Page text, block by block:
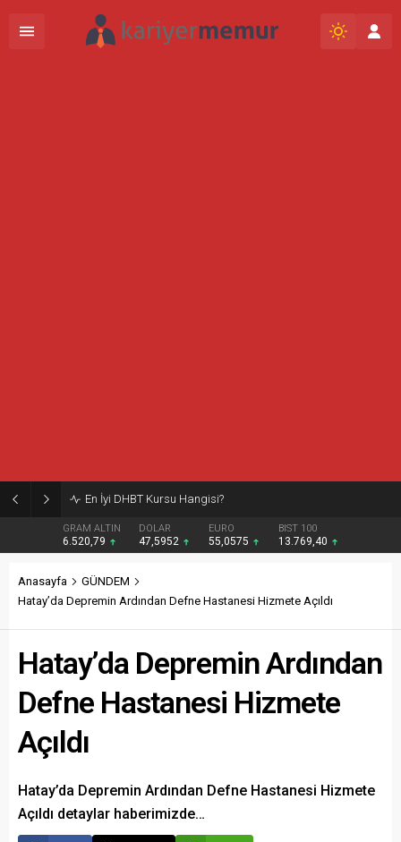
Burcular Pen — Sakarya’da doğru sistem, temiz montaj
GRAM ALTIN
6.520,79
DOLAR
47,5952
EURO
55,0575
BIST 100
13.769,40
Anasayfa
GÜNDEM
Hatay’da Depremin Ardından Defne Hastanesi Hizmete Açıldı
Hatay’da Depremin Ardından
Defne Hastanesi Hizmete
Açıldı
Hatay’da Depremin Ardından Defne Hastanesi Hizmete
Açıldı detaylar haberimizde…